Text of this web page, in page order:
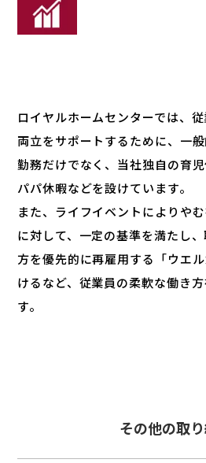
ロイヤルホームセンターでは、
両立をサポートするために、一
勤務だけでなく、当社独自の育
パパ休暇などを設けています。
また、ライフイベントによりや
に対して、一定の基準を満たし
方を優先的に再雇用する「ウエ
けるなど、従業員の柔軟な働き
す。
その他の取